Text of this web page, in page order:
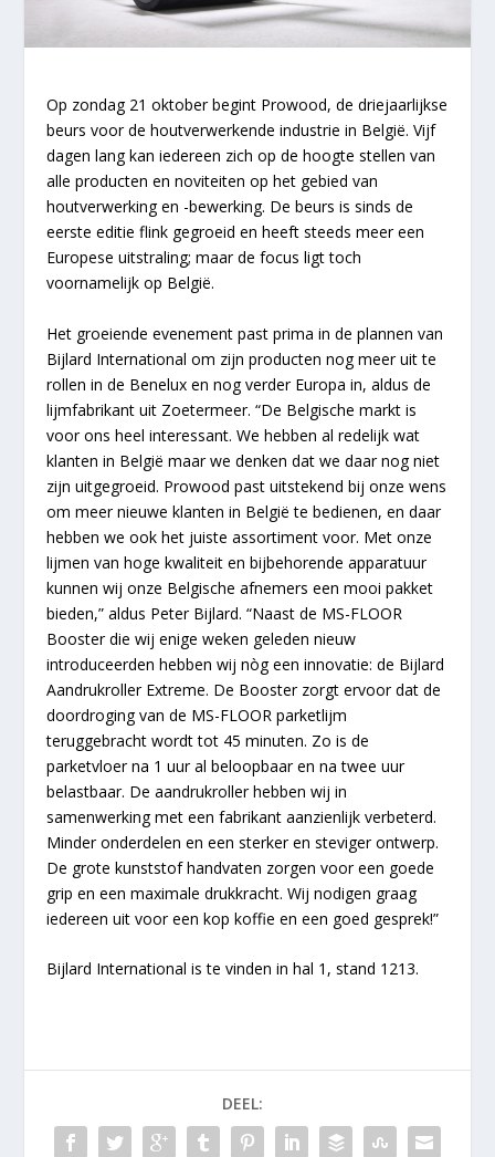
Op zondag 21 oktober begint Prowood, de driejaarlijkse
beurs voor de houtverwerkende industrie in België. Vijf
dagen lang kan iedereen zich op de hoogte stellen van
alle producten en noviteiten op het gebied van
houtverwerking en -bewerking. De beurs is sinds de
eerste editie flink gegroeid en heeft steeds meer een
Europese uitstraling; maar de focus ligt toch
voornamelijk op België.
Het groeiende evenement past prima in de plannen van
Bijlard International om zijn producten nog meer uit te
rollen in de Benelux en nog verder Europa in, aldus de
lijmfabrikant uit Zoetermeer. “De Belgische markt is
voor ons heel interessant. We hebben al redelijk wat
klanten in België maar we denken dat we daar nog niet
zijn uitgegroeid. Prowood past uitstekend bij onze wens
om meer nieuwe klanten in België te bedienen, en daar
hebben we ook het juiste assortiment voor. Met onze
lijmen van hoge kwaliteit en bijbehorende apparatuur
kunnen wij onze Belgische afnemers een mooi pakket
bieden,” aldus Peter Bijlard. “Naast de MS-FLOOR
Booster die wij enige weken geleden nieuw
introduceerden hebben wij nòg een innovatie: de Bijlard
Aandrukroller Extreme. De Booster zorgt ervoor dat de
doordroging van de MS-FLOOR parketlijm
teruggebracht wordt tot 45 minuten. Zo is de
parketvloer na 1 uur al beloopbaar en na twee uur
belastbaar. De aandrukroller hebben wij in
samenwerking met een fabrikant aanzienlijk verbeterd.
Minder onderdelen en een sterker en steviger ontwerp.
De grote kunststof handvaten zorgen voor een goede
grip en een maximale drukkracht. Wij nodigen graag
iedereen uit voor een kop koffie en een goed gesprek!”
Bijlard International is te vinden in hal 1, stand 1213.
DEEL: